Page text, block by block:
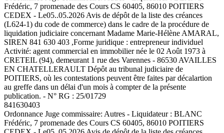
Frédéric, 7 promenade des Cours CS 60405, 86010 POITIERS
CEDEX - Le05..05.2026 Avis de dépôt de la liste des créances
(L624-1) du code de commerce) dans le cadre de la procédure de
liquidation judiciaire concernant Madame Marie-Hélène AMARAL,
SIREN 841 630 403 ,Forme juridique : entrepreneur individuel
Activité: agent commercial en immobilier née le 02 Août 1973 à
CRETEIL (94), demeurant 1 rue des Varennes - 86530 AVAILLES
EN CHATELLERAULT Dépôt au tribunal judiciaire de
POITIERS, où les contestations peuvent être faites par décalartion
au greffe dans un délai d'un mois à compter de la présente
publication. - N° RG : 25/01729
841630403
Ordonnance Juge commissaire: Autres - Liquidateur : BLANC
Frédéric, 7 promenade des Cours CS 60405, 86010 POITIERS